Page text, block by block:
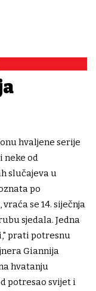
hvaljene serije
neke od
slučajeva u
po
se 14. siječnja
sjedala. Jedna
prati potresnu
Giannija
hvatanju
potresao svijet i